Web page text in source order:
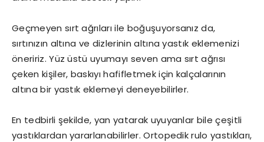
Geçmeyen sırt ağrıları ile boğuşuyorsanız da,
sırtınızın altına ve dizlerinin altına yastık eklemenizi
öneririz. Yüz üstü uyumayı seven ama sırt ağrısı
çeken kişiler, baskıyı hafifletmek için kalçalarının
altına bir yastık eklemeyi deneyebilirler.
En tedbirli şekilde, yan yatarak uyuyanlar bile çeşitli
yastıklardan yararlanabilirler. Ortopedik rulo yastıkları,